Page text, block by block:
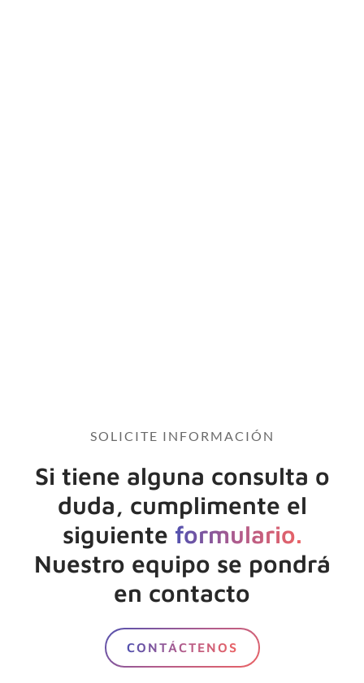
SOLICITE INFORMACIÓN
Si tiene alguna consulta o
duda, cumplimente el
siguiente formulario.
Nuestro equipo se pondrá
en contacto
CONTÁCTENOS